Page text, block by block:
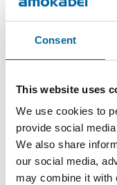
Consent
This website uses
We use cookies to
provide social
We also share
our social media,
may combine it with